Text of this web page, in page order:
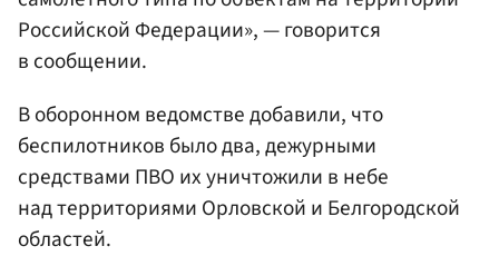
Российской Федерации», — говорится
в сообщении.
В оборонном ведомстве добавили, что
беспилотников было два, дежурными
средствами ПВО их уничтожили в небе
над территориями Орловской и Белгородской
областей.